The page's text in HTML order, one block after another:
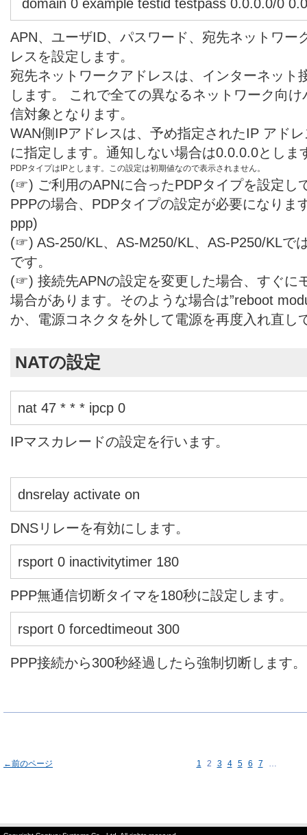
APN、ユーザID、パスワード、宛先ネットワー
レスを設定します。
宛先ネットワークアドレスは、インターネット
します。 これで全ての異なるネットワーク向
信対象となります。
WAN側IPアドレスは、予め指定されたIP アド
に指定します。通知しない場合は0.0.0.0としま
PDPタイプはIPとします。この設定は初期値なので表示されません。
(☞) ご利用のAPNに合ったPDPタイプを設定し
PPPの場合、PDPタイプの設定が必要になりま
ppp)
(☞) AS-250/KL、AS-M250/KL、AS-P250/KLで
です。
(☞) 接続先APNの設定を変更した場合、すぐに
場合があります。そのような場合は”reboot
か、電源コネクタを外して電源を再度入れ直し
NATの設定
nat 47 * * * ipcp 0
IPマスカレードの設定を行います。
dnsrelay activate on
DNSリレーを有効にします。
rsport 0 inactivitytimer 180
PPP無通信切断タイマを180秒に設定します。
rsport 0 forcedtimeout 300
PPP接続から300秒経過したら強制切断します。
←前のページ 1 2 3 4 5 6 7 …